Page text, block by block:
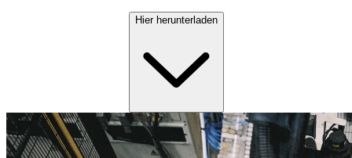
Hier herunterladen